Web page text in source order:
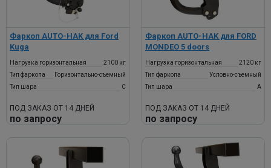
Фаркоп AUTO-HAK для Ford
Kuga
Нагрузка горизонтальная
2100 кг
Тип фаркопа
Горизонтально-съемный
Тип шара
C
ПОД ЗАКАЗ ОТ 14 ДНЕЙ
по запросу
Фаркоп AUTO-HAK для FORD
MONDEO 5 doors
Нагрузка горизонтальная
2120 кг
Тип фаркопа
Условно-съемный
Тип шара
A
ПОД ЗАКАЗ ОТ 14 ДНЕЙ
по запросу